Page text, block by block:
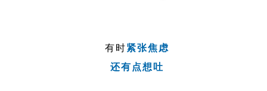
有时紧张焦虑
还有点想吐